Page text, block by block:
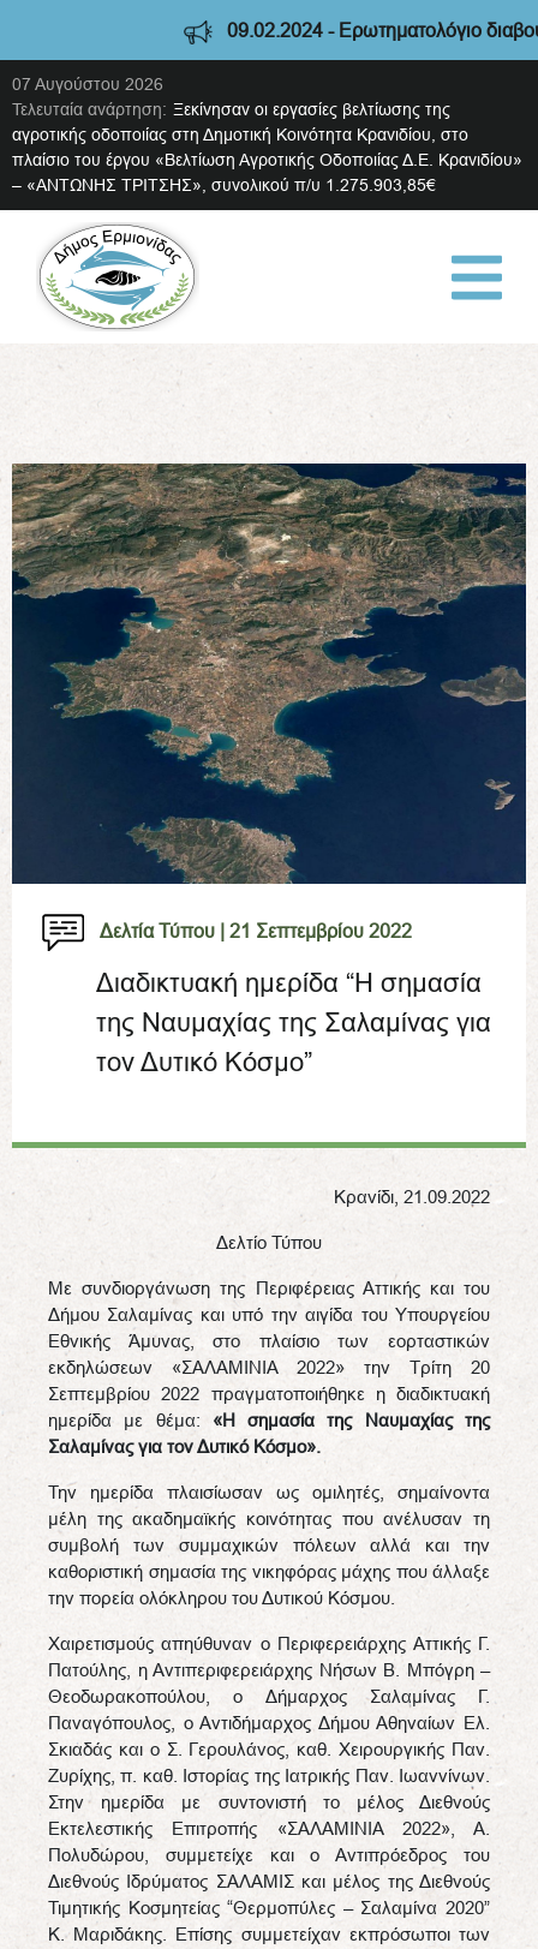
09.02.2024 - Ερωτηματολόγιο
07 Αυγούστου 2026
Τελευταία ανάρτηση: Ξεκίνησαν οι εργασίες βελτίωσης της
αγροτικής οδοποιίας στη Δημοτική Κοινότητα Κρανιδίου, στο
πλαίσιο του έργου «Βελτίωση Αγροτικής Οδοποιίας Δ.Ε. Κρανιδίου»
– «ΑΝΤΩΝΗΣ ΤΡΙΤΣΗΣ», συνολικού π/υ 1.275.903,85€
Δελτία Τύπου | 21 Σεπτεμβρίου 2022
Διαδικτυακή ημερίδα “Η σημασία
της Ναυμαχίας της Σαλαμίνας για
τον Δυτικό Κόσμο”
Κρανίδι, 21.09.2022
Δελτίο Τύπου
Με συνδιοργάνωση της Περιφέρειας Αττικής και του
Δήμου Σαλαμίνας και υπό την αιγίδα του Υπουργείου
Εθνικής Άμυνας, στο πλαίσιο των εορταστικών
εκδηλώσεων «ΣΑΛΑΜΙΝΙΑ 2022» την Τρίτη 20
Σεπτεμβρίου 2022 πραγματοποιήθηκε η διαδικτυακή
ημερίδα με θέμα: «Η σημασία της Ναυμαχίας της
Σαλαμίνας για τον Δυτικό Κόσμο».
Την ημερίδα πλαισίωσαν ως ομιλητές, σημαίνοντα
μέλη της ακαδημαϊκής κοινότητας που ανέλυσαν τη
συμβολή των συμμαχικών πόλεων αλλά και την
καθοριστική σημασία της νικηφόρας μάχης που άλλαξε
την πορεία ολόκληρου του Δυτικού Κόσμου.
Χαιρετισμούς απηύθυναν ο Περιφερειάρχης Αττικής Γ.
Πατούλης, η Αντιπεριφερειάρχης Νήσων Β. Μπόγρη –
Θεοδωρακοπούλου, ο Δήμαρχος Σαλαμίνας Γ.
Παναγόπουλος, ο Αντιδήμαρχος Δήμου Αθηναίων Ελ.
Σκιαδάς και ο Σ. Γερουλάνος, καθ. Χειρουργικής Παν.
Ζυρίχης, π. καθ. Ιστορίας της Ιατρικής Παν. Ιωαννίνων.
Στην ημερίδα με συντονιστή το μέλος Διεθνούς
Εκτελεστικής Επιτροπής «ΣΑΛΑΜΙΝΙΑ 2022», Α.
Πολυδώρου, συμμετείχε και ο Αντιπρόεδρος του
Διεθνούς Ιδρύματος ΣΑΛΑΜΙΣ και μέλος της Διεθνούς
Τιμητικής Κοσμητείας “Θερμοπύλες – Σαλαμίνα 2020”
Κ. Μαριδάκης. Επίσης συμμετείχαν εκπρόσωποι των